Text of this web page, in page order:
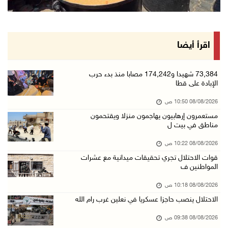
أبرز عناوين الصحف الفلسطينية
حالة الطقس: ارتفاع طفيف وموجة حر شديدة اعتبار ...
تواصل انتهاكات الاحتلال والمستعمرين: إصابات و ...
08/آب/2026 12:01 ص
قوات الاحتلال تقتحم بيت فجار جنوب بيت لحم
قوات الاحتلال تقتحم بيت لحم
07/آب/2026 10:40 م
قوات الاحتلال تعتقل طفلا من قرية عنزا جنوب جن ...
07/آب/2026 10:17 م
اقرأ أيضا
73,384 شهيدا و174,242 مصابا منذ بدء حرب
الإبادة على قطا
08/08/2026 10:50 ص
مستعمرون إرهابيون يهاجمون منزلا ويقتحمون
مناطق في بيت ل
08/08/2026 10:22 ص
قوات الاحتلال تجري تحقيقات ميدانية مع عشرات
المواطنين ف
08/08/2026 10:18 ص
الاحتلال ينصب حاجزا عسكريا في نعلين غرب رام الله
08/08/2026 09:38 ص